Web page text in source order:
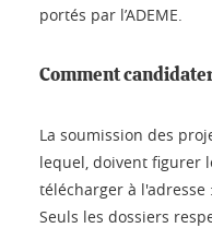
portés par l’ADEME.
Comment
La soumission des
lequel, doivent figurer
télécharger à l'adresse :
Seuls les dossiers